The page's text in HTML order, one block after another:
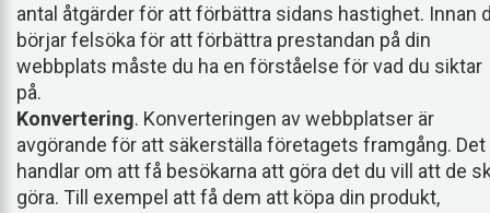
antal åtgärder för att förbättra sidans hastighet. Innan
börjar felsöka för att förbättra prestandan på din
webbplats måste du ha en förståelse för vad du siktar
på.
Konvertering. Konverteringen av webbplatser är
avgörande för att säkerställa företagets framgång. Det
handlar om att få besökarna att göra det du vill att de
göra. Till exempel att få dem att köpa din produkt,